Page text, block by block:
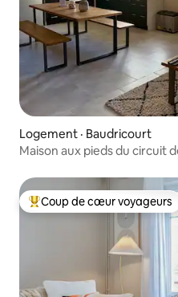
Logement · Baudricourt
Maison aux pieds du circuit
Coup de cœur voyageurs
Coup de cœur voyageurs